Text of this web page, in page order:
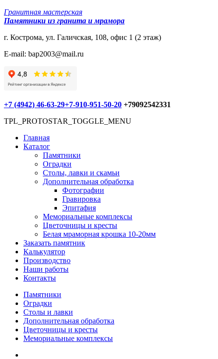
Гранитная мастерская
Памятники из гранита и мрамора
г. Кострома, ул. Галичская, 108, офис 1 (2 этаж)
E-mail: bap2003@mail.ru
+7 (4942) 46-63-29+7-910-951-50-20 +79092542331
TPL_PROTOSTAR_TOGGLE_MENU
Главная
Каталог
Памятники
Оградки
Столы, лавки и скамьи
Дополнительная обработка
Фотографии
Гравировка
Эпитафия
Мемориальные комплексы
Цветочницы и кресты
Белая мраморная крошка 10-20мм
Заказать памятник
Калькулятор
Производство
Наши работы
Контакты
Памятники
Оградки
Столы и лавки
Дополнительная обработка
Цветочницы и кресты
Мемориальные комплексы